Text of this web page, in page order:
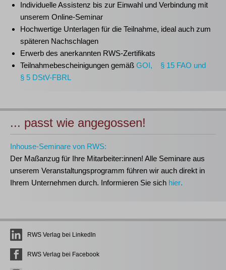
Individuelle Assistenz bis zur Einwahl und Verbindung mit
unserem Online-Seminar
Hochwertige Unterlagen für die Teilnahme, ideal auch zum
späteren Nachschlagen
Erwerb des anerkannten RWS-Zertifikats
Teilnahmebescheinigungen gemäß GOI, § 15 FAO und
§ 5 DStV-FBRL
... passt wie angegossen!
Inhouse-Seminare von RWS:
Der Maßanzug für Ihre Mitarbeiter:innen! Alle Seminare aus
unserem Veranstaltungsprogramm führen wir auch direkt in
Ihrem Unternehmen durch. Informieren Sie sich hier.
RWS Verlag bei LinkedIn
RWS Verlag bei Facebook